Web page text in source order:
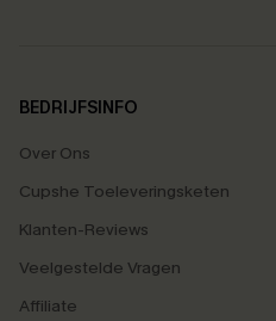
BEDRIJFSINFO
Over Ons
Cupshe Toeleveringsketen
Klanten-Reviews
Veelgestelde Vragen
Affiliate